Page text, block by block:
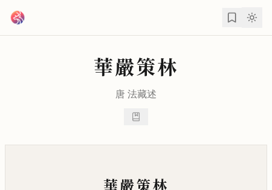
華嚴策林
唐法藏述
華嚴策林